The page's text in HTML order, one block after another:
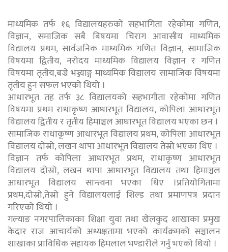
माध्यमिक तर्फ १६ विद्यालयहरुको सहभागिता रहेकोमा गणित,
विज्ञान, समाजिक सबै बिषयमा चिराग आवासीय माध्यमिक
विद्यालय प्रथम, सार्वजनिक माध्यमिक गणित विज्ञान, सामाजिक
विषयमा द्वितीय, नरोदय माध्यमिक विद्यालय विज्ञान र गणित
विषयमा तृतीय,बज्रे भञ्ज्याङ्ग माध्यमिक विद्यालय सामाजिक विषयमा
तृतीय हुन सफल भएको थियो ।
आधारभूत तह तर्फ ३८ विद्यालयको सहभागीता रहेकोमा गणित
विषयमा प्रथम राधाकृष्ण आधारभूत विद्यालय, कोपिला आधारभूत
विद्यालय द्वितीय र तृतीय हिमाञ्चल आधारभूत विद्यालय भएका छन ।
सामाजिक राधाकृष्ण आधारभूत विद्यालय प्रथम, कोपिला आधारभूत
विद्यालय दोस्रो, लखन थापा आधारभूत विद्यालय तेस्रो भएका थिए ।
विज्ञान तर्फ कोपिला आधारभूत प्रथम, राधाकृष्ण आधारभूत
विद्यालय दोस्रो, लखन थापा आधारभूत विद्यालय तथा हिमाञ्चल
आधारभूत विद्यालय सान्त्वना भएका थिए ।प्रतियोगितामा
प्रथम,दोस्रो,तेस्रो हुने विद्यालयलाई शिल्ड तथा प्रमाणपत्र प्रदान
गरिएको थियो ।
गल्याङ नगरपालिकाका शिक्षा युवा तथा खेलकुद शाखाका प्रमुख
केदार राज आचार्यको अध्यक्षतामा भएको कार्यक्रमको सञ्चालन
शाखाका प्राविधिक सहायक हिमलाल भण्डारीले गर्नु भएको थियो ।